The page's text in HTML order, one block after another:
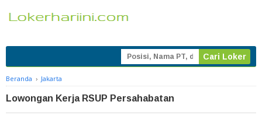
Beranda › Jakarta
Lowongan Kerja RSUP Persahabatan